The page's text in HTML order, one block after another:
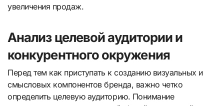
увеличения продаж.
Анализ целевой аудитории и
конкурентного окружения
Перед тем как приступать к созданию визуальных и
смысловых компонентов бренда, важно четко
определить целевую аудиторию. Понимание